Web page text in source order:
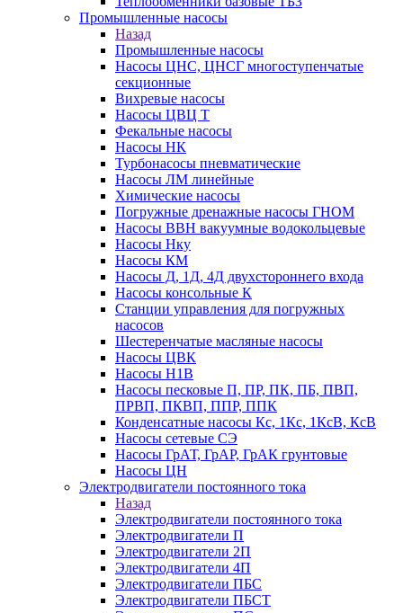
Промышленные насосы
Назад
Промышленные насосы
Насосы ЦНС, ЦНСГ многоступенчатые
секционные
Вихревые насосы
Насосы ЦВЦ Т
Фекальные насосы
Насосы НК
Турбонасосы пневматические
Насосы ЛМ линейные
Химические насосы
Погружные дренажные насосы ГНОМ
Насосы ВВН вакуумные водокольцевые
Насосы Нку
Насосы КМ
Насосы Д, 1Д, 4Д двухстороннего входа
Насосы консольные К
Станции управления для погружных
насосов
Шестеренчатые масляные насосы
Насосы ЦВК
Насосы Н1В
Насосы песковые П, ПР, ПК, ПБ, ПВП,
ПРВП, ПКВП, ППР, ППК
Конденсатные насосы Кс, 1Кс, 1КсВ, КсВ
Насосы сетевые СЭ
Насосы ГрАТ, ГрАР, ГрАК грунтовые
Насосы ЦН
Электродвигатели постоянного тока
Назад
Электродвигатели постоянного тока
Электродвигатели П
Электродвигатели 2П
Электродвигатели 4П
Электродвигатели ПБС
Электродвигатели ПБСТ